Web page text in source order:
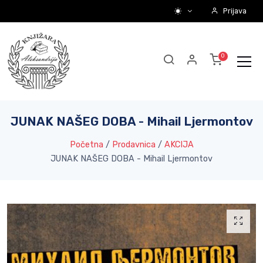
Prijava
JUNAK NAŠEG DOBA - Mihail Ljermontov
Početna / Prodavnica / AKCIJA
JUNAK NAŠEG DOBA - Mihail Ljermontov